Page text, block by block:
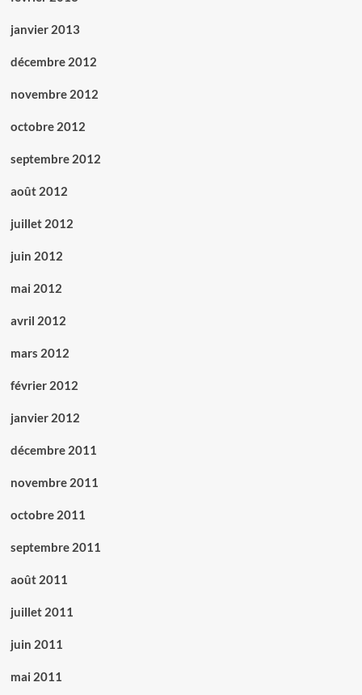
janvier 2013
décembre 2012
novembre 2012
octobre 2012
septembre 2012
août 2012
juillet 2012
juin 2012
mai 2012
avril 2012
mars 2012
février 2012
janvier 2012
décembre 2011
novembre 2011
octobre 2011
septembre 2011
août 2011
juillet 2011
juin 2011
mai 2011